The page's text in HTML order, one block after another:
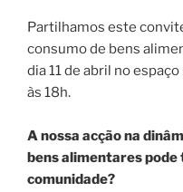
Partilhamos este
consumo de bens
dia 11 de abril no
às 18h.
A nossa acção na
bens alimentares
comunidade?